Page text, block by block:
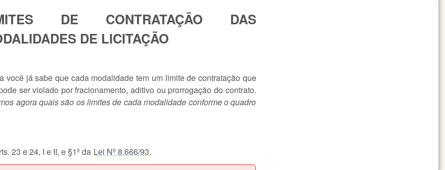
DE CONTRATAÇÃO DAS
DE LICITAÇÃO
você já sabe que cada modalidade tem um limite de contratação que
ser violado por fracionamento, aditivo ou prorrogação do contrato.
agora quais são os limites de cada modalidade conforme o quadro
23 e 24, I e II, e §1º da Lei Nº 8.666/93.